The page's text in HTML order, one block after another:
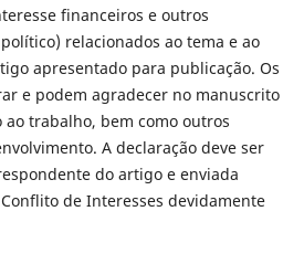
financeiros e outros
relacionados ao tema e ao
apresentado para publicação. Os
e podem agradecer no manuscrito
trabalho, bem como outros
A declaração deve ser
do artigo e enviada
de Interesses devidamente